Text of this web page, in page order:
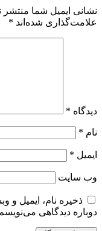
نشانی ایمیل شما منتشر
علامت‌گذاری شده‌اند *
دیدگاه *
نام *
ایمیل *
وب‌ سایت
ذخیره نام، ایمیل و
دوباره دیدگاهی